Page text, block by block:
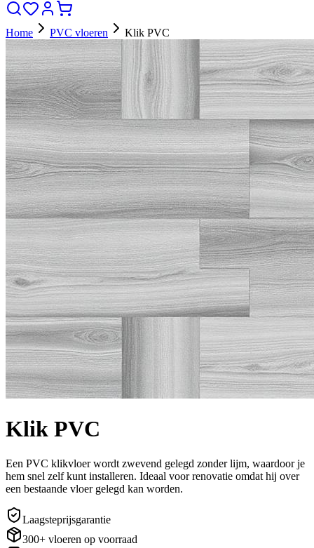
Home PVC vloeren Klik PVC
Klik PVC
Een PVC klikvloer wordt zwevend gelegd zonder lijm, waardoor je
hem snel zelf kunt installeren. Ideaal voor renovatie omdat hij over
een bestaande vloer gelegd kan worden.
Laagsteprijsgarantie
300+ vloeren op voorraad